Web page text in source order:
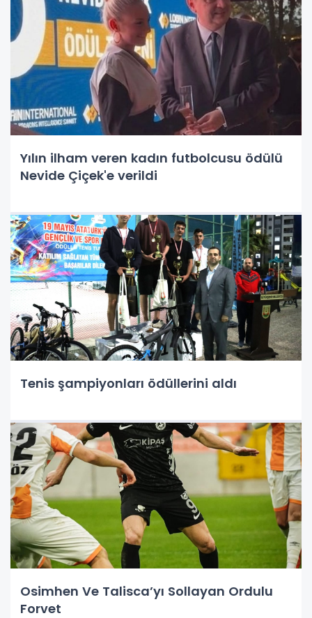
Yılın ilham veren kadın futbolcusu ödülü
Nevide Çiçek'e verildi
Tenis şampiyonları ödüllerini aldı
Osimhen Ve Talisca’yı Sollayan Ordulu
Forvet